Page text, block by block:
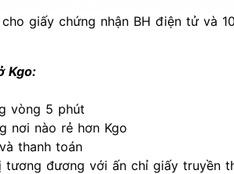
giấy chứng nhận BH điện tử và
Kgo:
vòng 5 phút
nơi nào rẻ hơn Kgo
thanh toán
đương với ấn chỉ giấy truyền